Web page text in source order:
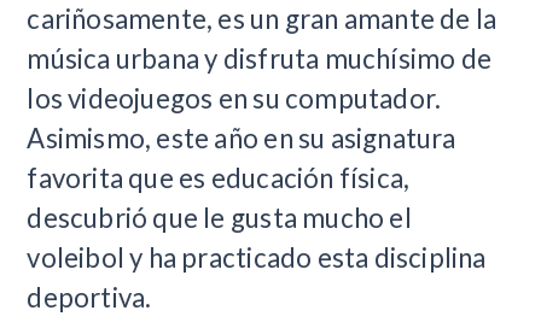
cariñosamente, es un gran amante de la
música urbana y disfruta muchísimo de
los videojuegos en su computador.
Asimismo, este año en su asignatura
favorita que es educación física,
descubrió que le gusta mucho el
voleibol y ha practicado esta disciplina
deportiva.